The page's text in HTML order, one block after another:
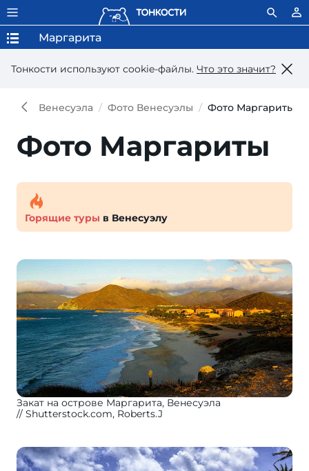
Тонкости используют сookie-файлы. Что это значит?
Маргарита
Венесуэла Фото Венесуэлы Фото Маргариты
Фото Маргариты
Горящие туры в Венесуэлу
Закат на острове Маргарита, Венесуэла
Shutterstock.com, Roberts.J